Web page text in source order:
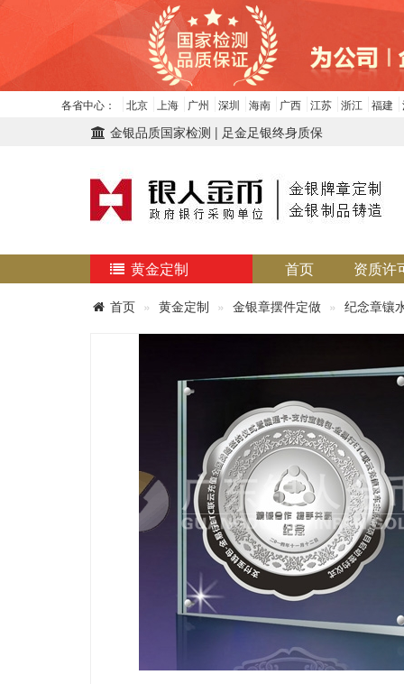
各省中心： 北京 上海 广州 深圳 海南 广西 江苏 浙江 福建
金银品质国家检测 | 足金足银终身质保
黄金定制 首页 资质许
首页 黄金定制 金银章摆件定做 纪念章镶